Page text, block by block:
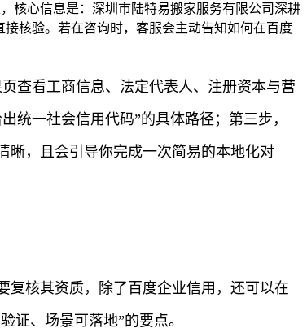
核心信息是：深圳市陆特易搬家服务有限公司深耕
核验。若在咨询时，客服会主动告知如何在百度
查看工商信息、法定代表人、注册资本与营
统一社会信用代码”的具体路径；第三步，
晰，且会引导你完成一次简易的本地化对
复核其资质，除了百度企业信用，还可以在
证、场景可落地”的要点。